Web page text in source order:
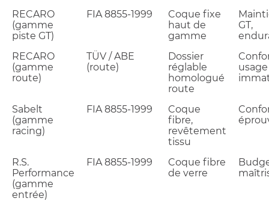
RECARO
(gamme
piste GT)
FIA 8855-1999
Coque fixe
haut de
gamme
GT,
RECARO
(gamme
route)
TÜV / ABE
(route)
Dossier
réglable
homologué
route
usage
Sabelt
(gamme
racing)
FIA 8855-1999
Coque
fibre,
revêtement
tissu
R.S.
Performance
(gamme
entrée)
FIA 8855-1999
Coque fibre
de verre